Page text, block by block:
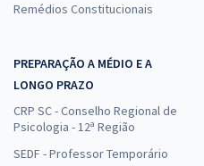
CLDF - Câmara Legislativa do DF
Economize
Remédios Constitucionais
PREPARAÇÃO A MÉDIO E A
LONGO PRAZO
CRP SC - Conselho Regional de
Psicologia - 12ª Região
SEDF - Professor Temporário